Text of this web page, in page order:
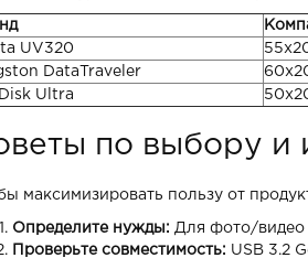
UV320
DataTraveler
Ultra
по выбору и
максимизировать пользу от
Определите нужды: Для фото/видео
Проверьте совместимость: USB 3.2